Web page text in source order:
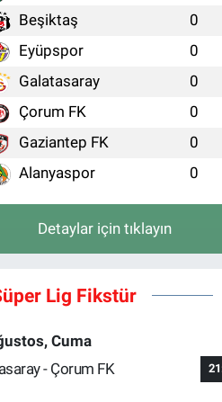
Beşiktaş 0
Eyüpspor 0
Galatasaray 0
Çorum FK 0
Gaziantep FK 0
Alanyaspor 0
Detaylar için tıklayın
Lig Fikstür
Cuma
- Çorum FK